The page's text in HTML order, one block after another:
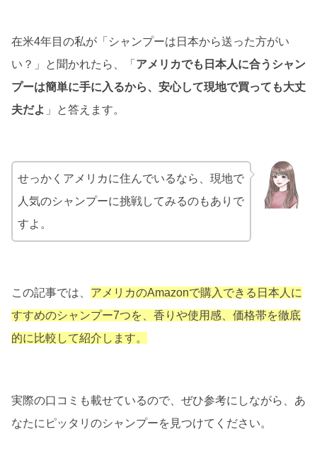
在米4年目の私が「シャンプーは日本から送った方がい
い？」と聞かれたら、「 アメリカでも日本人に合うシャン
プーは簡単に手に入るから、安心して現地で買っても大丈
夫だよ 」と答えます。
せっかくアメリカに住んでいるなら、現地で
人気のシャンプーに挑戦してみるのもありで
すよ。
この記事では、 アメリカのAmazonで購入できる日本人に
すすめのシャンプー7つを、香りや使用感、価格帯を徹底
的に比較して紹介します。
実際の口コミも載せているので、ぜひ参考にしながら、あ
なたにピッタリのシャンプーを見つけてください。